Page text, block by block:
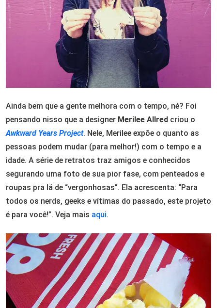
Ainda bem que a gente melhora com o tempo, né? Foi
pensando nisso que a designer Merilee Allred criou o
Awkward Years Project. Nele, Merilee expõe o quanto as
pessoas podem mudar (para melhor!) com o tempo e a
idade. A série de retratos traz amigos e conhecidos
segurando uma foto de sua pior fase, com penteados e
roupas pra lá de “vergonhosas”. Ela acrescenta: “Para
todos os nerds, geeks e vítimas do passado, este projeto
é para você!”. Veja mais aqui.